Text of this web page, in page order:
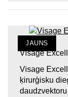
JAUNS
Visage
Visage
ķirurģisku